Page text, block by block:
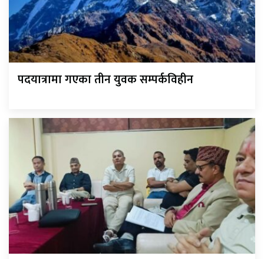
पदयात्रामा गएका तीन युवक सम्पर्कविहीन